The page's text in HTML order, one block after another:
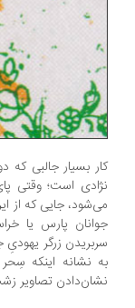
بسیار جالبی که
است؛ وقتی پای
جایی که از
پارس یا
زرگر یهودیِ
نشانه‌ اینکه سِحر و
تصاویر زشت.